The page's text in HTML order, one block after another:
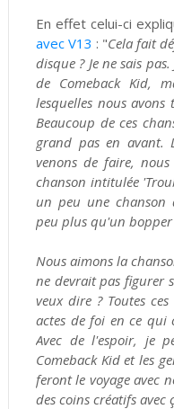
En effet celui-ci
avec V13 : "Cela fait
disque ? Je ne sais
de Comeback Kid,
lesquelles nous
Beaucoup de ces
grand pas en avant.
venons de faire,
chanson intitulée
un peu une chanson
peu plus qu'un
Nous aimons la
ne devrait pas figurer
veux dire ? Toutes
actes de foi en ce qui
Avec de l'espoir, je
Comeback Kid et les
feront le voyage avec
des coins créatifs avec